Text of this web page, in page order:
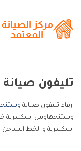
تليفون صيانة
ارقام تليفون صيانة
وستنجهاوس اسكندرية
اسكندرية و الخط